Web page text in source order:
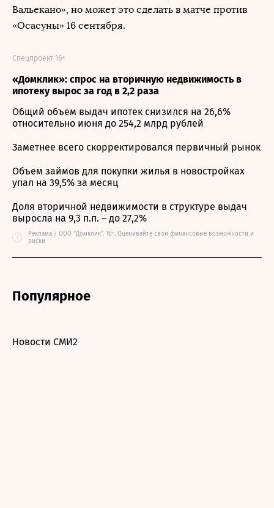
Вальекано», но может это сделать в матче против
«Осасуны» 16 сентября.
«Домклик»: спрос на вторичную недвижимость в
ипотеку вырос за год в 2,2 раза
Спецпроект 16+
Общий объем выдач ипотек снизился на 26,6%
относительно июня до 254,2 млрд рублей
Заметнее всего скорректировался первичный рынок
Объем займов для покупки жилья в новостройках
упал на 39,5% за месяц
Доля вторичной недвижимости в структуре выдач
выросла на 9,3 п.п. – до 27,2%
i
Реклама / ООО "Домклик". 16+. Оценивайте свои финансовые возможности и
риски
Популярное
Новости СМИ2